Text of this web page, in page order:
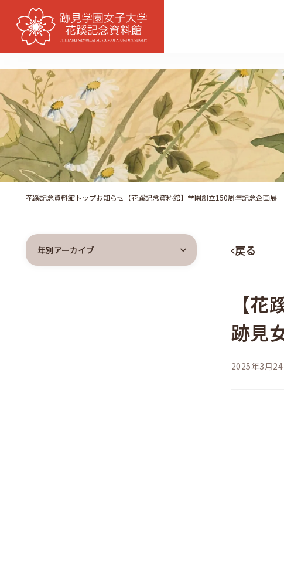
花蹊記念資料館トップお知らせ 【花蹊記念資料館】学園創立150周年記念企画
戻る
【
跡見
2025年3月24